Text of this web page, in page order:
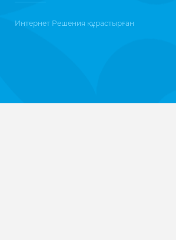
Интернет Решения құрастырған